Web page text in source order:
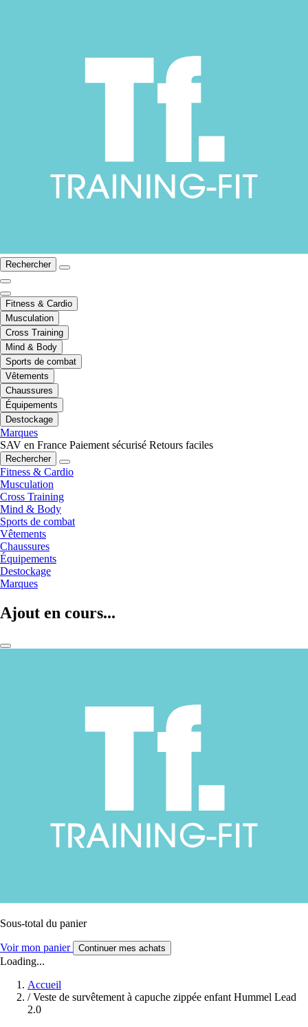
Rechercher
Fitness & Cardio
Musculation
Cross Training
Mind & Body
Sports de combat
Vêtements
Chaussures
Équipements
Destockage
Marques
SAV en France Paiement sécurisé Retours faciles
Rechercher
Fitness & Cardio
Musculation
Cross Training
Mind & Body
Sports de combat
Vêtements
Chaussures
Équipements
Destockage
Marques
Ajout en cours...
Sous-total du panier
Voir mon panier Continuer mes achats
Loading...
Accueil
/ Veste de survêtement à capuche zippée enfant Hummel Lead
2.0